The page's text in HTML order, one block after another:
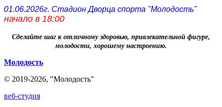
01.06.2026г. Стадион Дворца спорта "Молодость"
начало в 18:00
Сделайте шаг к отличному здоровью, привлекательной фигуре,
молодости, хорошему настроению.
Молодость
© 2019-2026, "Молодость"
веб-студия